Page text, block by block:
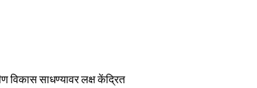
विकास साधण्यावर लक्ष केंद्रित